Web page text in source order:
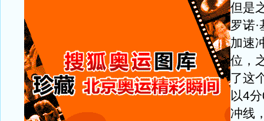
但是
罗诺
加速
位，
了这
以4
冲线